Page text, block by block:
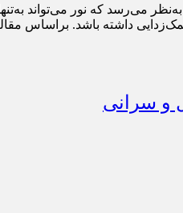
می‌رسد که نور می‌تواند
نمک‌زدایی داشته باشد. براساس
و سرانی